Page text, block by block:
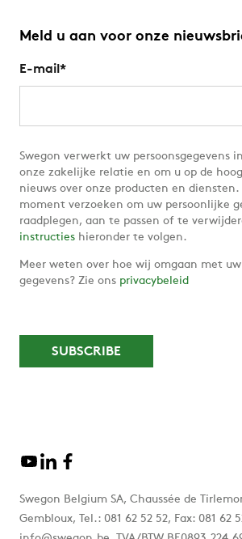
Meld u aan voor onze
E-mail *
Swegon verwerkt uw persoonsgegevens
onze zakelijke relatie en om u op de
nieuws over onze producten en
moment verzoeken om uw persoonlijke
raadplegen, aan te passen of te
instructies hieronder te volgen.
Meer weten over hoe wij omgaan met
gegevens? Zie ons privacybeleid
Swegon Belgium SA, Chaussée de
Gembloux, Tel.: 081 62 52 52, Fax: 081 62